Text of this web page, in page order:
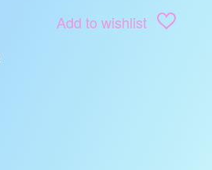
Add to wishlist